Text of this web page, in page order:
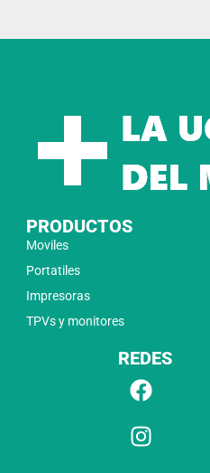
PRODUCTOS
Moviles
Portatiles
Impresoras
TPVs y monitores
REDES